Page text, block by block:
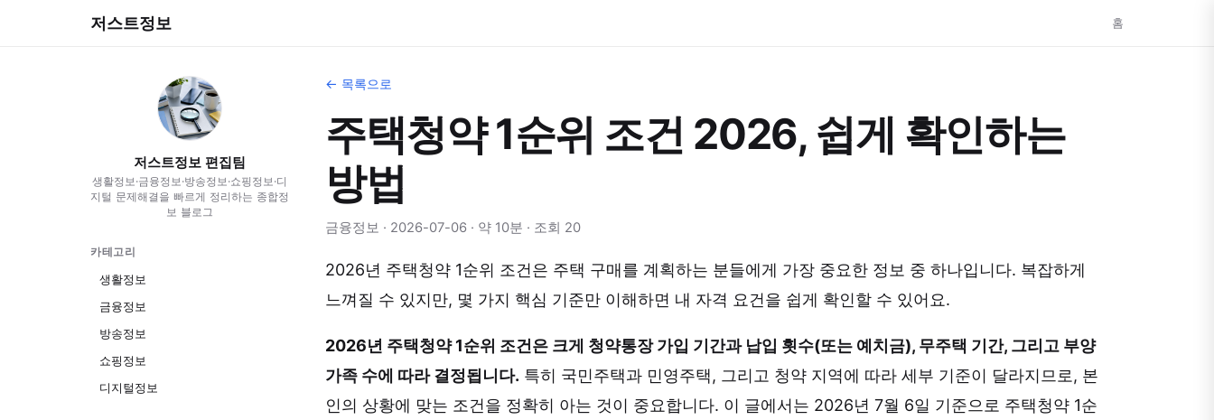
저스트정보 홈
저스트정보 편집팀
생활정보·금융정보·방송정보·쇼핑정보·디
지털 문제해결을 빠르게 정리하는 종합정
보 블로그
카테고리
생활정보
금융정보
방송정보
쇼핑정보
디지털정보
← 목록으로
주택청약 1순위 조건 2026, 쉽게 확인하는
방법
금융정보 · 2026-07-06 · 약 10분 · 조회 20
2026년 주택청약 1순위 조건은 주택 구매를 계획하는 분들에게 가장 중요한 정보 중 하나입니다. 복잡하게
느껴질 수 있지만, 몇 가지 핵심 기준만 이해하면 내 자격 요건을 쉽게 확인할 수 있어요.
2026년 주택청약 1순위 조건은 크게 청약통장 가입 기간과 납입 횟수(또는 예치금), 무주택 기간, 그리고 부양
가족 수에 따라 결정됩니다. 특히 국민주택과 민영주택, 그리고 청약 지역에 따라 세부 기준이 달라지므로, 본
인의 상황에 맞는 조건을 정확히 아는 것이 중요합니다. 이 글에서는 2026년 7월 6일 기준으로 주택청약 1순